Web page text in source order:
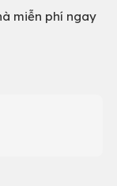
miễn phí ngay